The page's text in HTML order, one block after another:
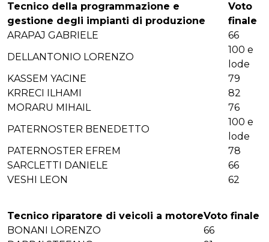
Tecnico della programmazione e
gestione degli impianti di produzione
Voto
finale
ARAPAJ GABRIELE
66
DELLANTONIO LORENZO
100 e
lode
KASSEM YACINE
79
KRRECI ILHAMI
82
MORARU MIHAIL
76
PATERNOSTER BENEDETTO
100 e
lode
PATERNOSTER EFREM
78
SARCLETTI DANIELE
66
VESHI LEON
62
Tecnico riparatore di veicoli a motoreVoto finale
BONANI LORENZO
66